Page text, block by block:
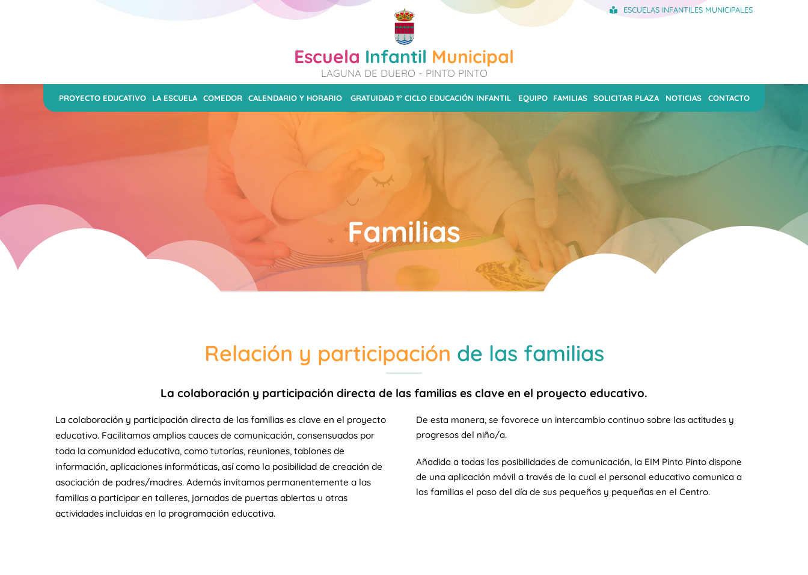
ESCUELAS INFANTILES MUNICIPALES
Escuela Infantil Municipal
LAGUNA DE DUERO - PINTO PINTO
PROYECTO EDUCATIVO LA ESCUELA COMEDOR CALENDARIO Y HORARIO GRATUIDAD 1º CICLO EDUCACIÓN INFANTIL EQUIPO FAMILIAS SOLICITAR PLAZA NOTICIAS CONTACTO
Familias
Relación y participación de las familias
La colaboración y participación directa de las familias es clave en el proyecto educativo.
La colaboración y participación directa de las familias es clave en el proyecto
educativo. Facilitamos amplios cauces de comunicación, consensuados por
toda la comunidad educativa, como tutorías, reuniones, tablones de
información, aplicaciones informáticas, así como la posibilidad de creación de
asociación de padres/madres. Además invitamos permanentemente a las
familias a participar en talleres, jornadas de puertas abiertas u otras
actividades incluidas en la programación educativa.
De esta manera, se favorece un intercambio continuo sobre las actitudes y
progresos del niño/a.
Añadida a todas las posibilidades de comunicación, la EIM Pinto Pinto dispone
de una aplicación móvil a través de la cual el personal educativo comunica a
las familias el paso del día de sus pequeños y pequeñas en el Centro.